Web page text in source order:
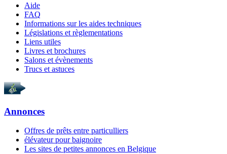
Aide
FAQ
Informations sur les aides techniques
Législations et règlementations
Liens utiles
Livres et brochures
Salons et évènements
Trucs et astuces
Annonces
Offres de prêts entre particulliers
élévateur pour baignoire
Les sites de petites annonces en Belgique